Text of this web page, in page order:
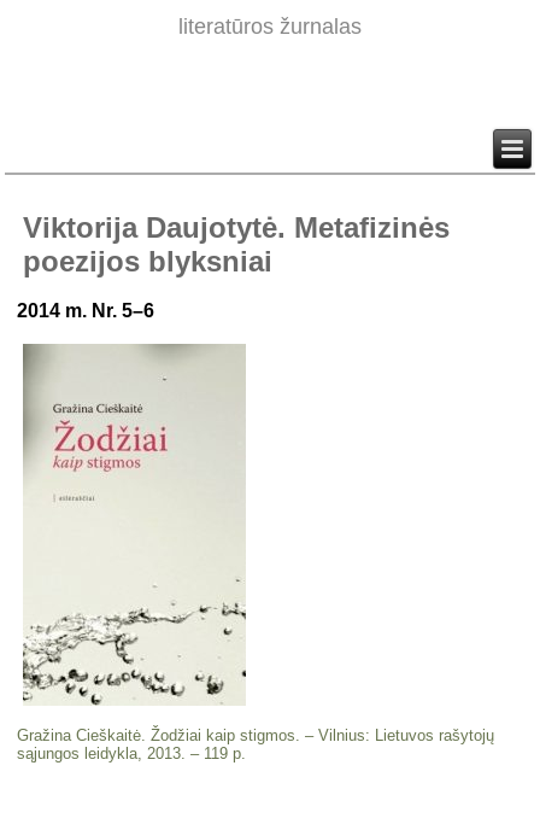
literatūros žurnalas
Viktorija Daujotytė. Metafizinės
poezijos blyksniai
2014 m. Nr. 5–6
Gražina Cieškaitė. Žodžiai kaip stigmos. – Vilnius: Lietuvos rašytojų
sąjungos leidykla, 2013. – 119 p.